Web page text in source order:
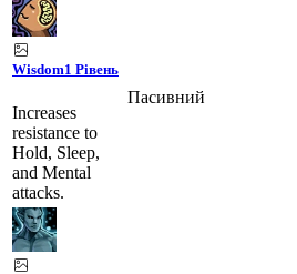
Wisdom1 Рівень
Increases
resistance to
Hold, Sleep,
and Mental
attacks.
Пасивний